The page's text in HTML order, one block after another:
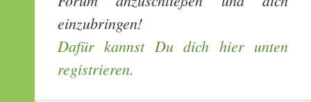
einzubringen!
Dafür kannst Du dich hier unten
registrieren.